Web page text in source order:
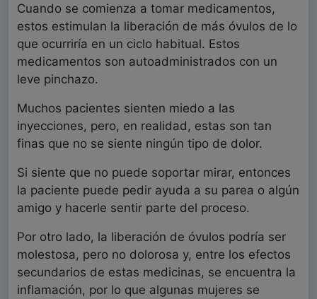
Cuando se comienza a tomar medicamentos,
estos estimulan la liberación de más óvulos de lo
que ocurriría en un ciclo habitual. Estos
medicamentos son autoadministrados con un
leve pinchazo.
Muchos pacientes sienten miedo a las
inyecciones, pero, en realidad, estas son tan
finas que no se siente ningún tipo de dolor.
Si siente que no puede soportar mirar, entonces
la paciente puede pedir ayuda a su parea o algún
amigo y hacerle sentir parte del proceso.
Por otro lado, la liberación de óvulos podría ser
molestosa, pero no dolorosa y, entre los efectos
secundarios de estas medicinas, se encuentra la
inflamación, por lo que algunas mujeres se